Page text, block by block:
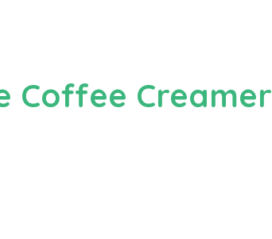
Coffee Creamer